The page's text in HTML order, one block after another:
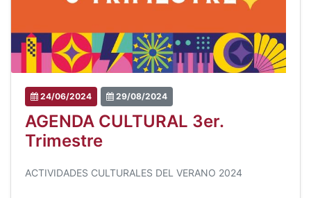
24/06/2024 29/08/2024
AGENDA CULTURAL 3er.
Trimestre
ACTIVIDADES CULTURALES DEL VERANO 2024